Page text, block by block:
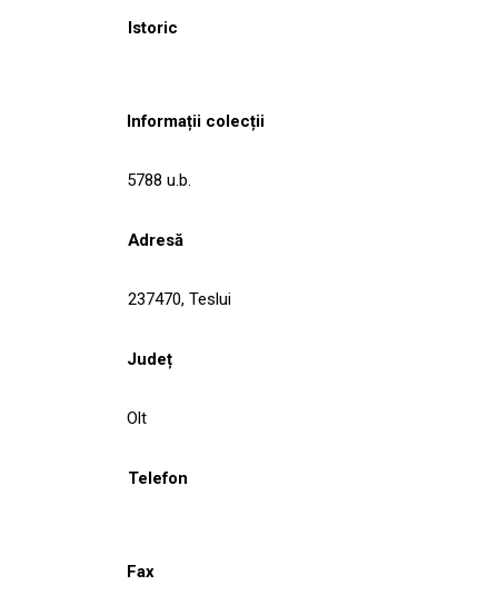
Istoric
Informații colecții
5788 u.b.
Adresă
237470, Teslui
Județ
Olt
Telefon
Fax